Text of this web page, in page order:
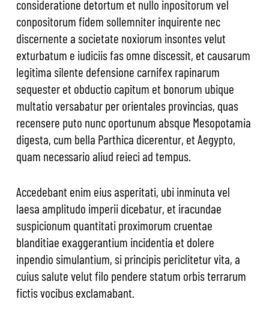
consideratione detortum et nullo inpositorum vel
conpositorum fidem sollemniter inquirente nec
discernente a societate noxiorum insontes velut
exturbatum e iudiciis fas omne discessit, et causarum
legitima silente defensione carnifex rapinarum
sequester et obductio capitum et bonorum ubique
multatio versabatur per orientales provincias, quas
recensere puto nunc oportunum absque Mesopotamia
digesta, cum bella Parthica dicerentur, et Aegypto,
quam necessario aliud reieci ad tempus.
Accedebant enim eius asperitati, ubi inminuta vel
laesa amplitudo imperii dicebatur, et iracundae
suspicionum quantitati proximorum cruentae
blanditiae exaggerantium incidentia et dolere
inpendio simulantium, si principis periclitetur vita, a
cuius salute velut filo pendere statum orbis terrarum
fictis vocibus exclamabant.